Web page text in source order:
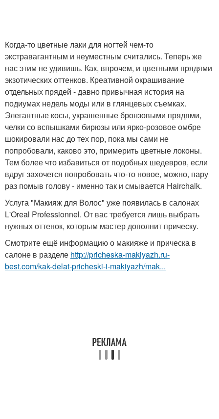
Когда-то цветные лаки для ногтей чем-то
экстравагантным и неуместным считались. Теперь же
нас этим не удивишь. Как, впрочем, и цветными прядями
экзотических оттенков. Креативной окрашивание
отдельных прядей - давно привычная история на
подиумах недель моды или в глянцевых съемках.
Элегантные косы, украшенные бронзовыми прядями,
челки со вспышками бирюзы или ярко-розовое омбре
шокировали нас до тех пор, пока мы сами не
попробовали, каково это, примерить цветные локоны.
Тем более что избавиться от подобных шедевров, если
вдруг захочется попробовать что-то новое, можно, пару
раз помыв голову - именно так и смывается Hairchalk.
Услуга "Макияж для Волос" уже появилась в салонах
L'Oreal Professionnel. От вас требуется лишь выбрать
нужных оттенок, которым мастер дополнит прическу.
Смотрите ещё информацию о макияже и прическа в
салоне в разделе http://pricheska-makiyazh.ru-
best.com/kak-delat-pricheski-i-makiyazh/mak...